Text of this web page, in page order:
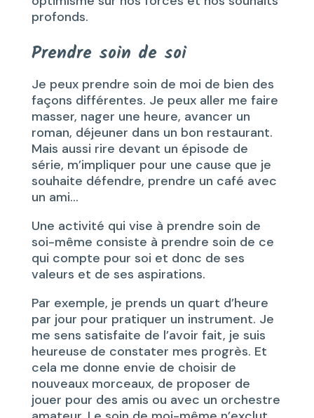
profonds.
Prendre soin de soi
Je peux prendre soin de moi de bien des
façons différentes. Je peux aller me faire
masser, nager une heure, avancer un
roman, déjeuner dans un bon restaurant.
Mais aussi rire devant un épisode de
série, m’impliquer pour une cause que je
souhaite défendre, prendre un café avec
un ami…
Une activité qui vise à prendre soin de
soi-même consiste à prendre soin de ce
qui compte pour soi et donc de ses
valeurs et de ses aspirations.
Par exemple, je prends un quart d’heure
par jour pour pratiquer un instrument. Je
me sens satisfaite de l’avoir fait, je suis
heureuse de constater mes progrès. Et
cela me donne envie de choisir de
nouveaux morceaux, de proposer de
jouer pour des amis ou avec un orchestre